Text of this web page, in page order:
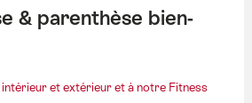
Montana
& parenthèse bien-
et extérieur et à notre Fitness